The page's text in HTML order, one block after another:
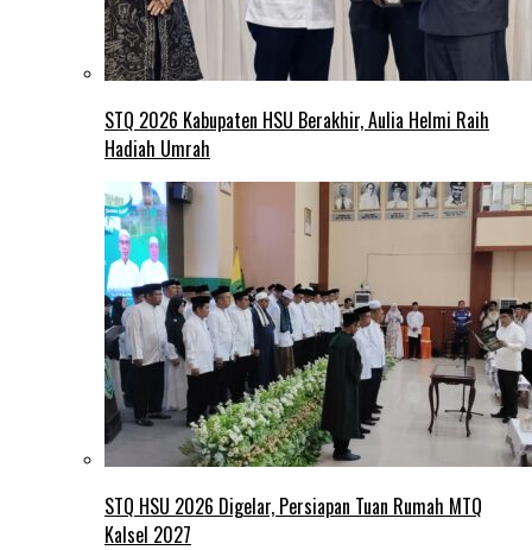
STQ 2026 Kabupaten HSU Berakhir, Aulia Helmi Raih
Hadiah Umrah
STQ HSU 2026 Digelar, Persiapan Tuan Rumah MTQ
Kalsel 2027